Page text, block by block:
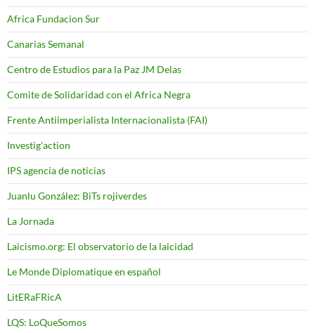
Africa Fundacion Sur
Canarias Semanal
Centro de Estudios para la Paz JM Delas
Comite de Solidaridad con el Africa Negra
Frente Antiimperialista Internacionalista (FAI)
Investig'action
IPS agencia de noticias
Juanlu González: BiTs rojiverdes
La Jornada
Laicismo.org: El observatorio de la laicidad
Le Monde Diplomatique en español
LitERaFRicA
LQS: LoQueSomos